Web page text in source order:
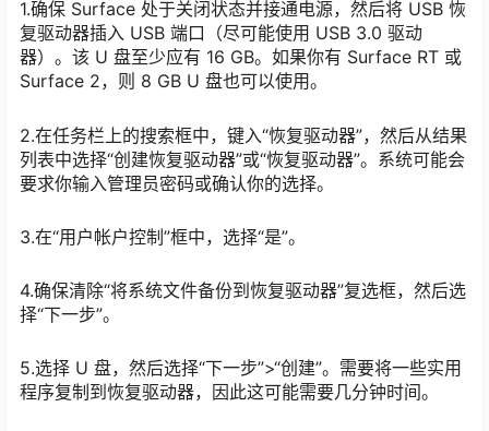
1.确保 Surface 处于关闭状态并接通电源，然后将 USB 恢
复驱动器插入 USB 端口（尽可能使用 USB 3.0 驱动
器）。该 U 盘至少应有 16 GB。如果你有 Surface RT 或
Surface 2，则 8 GB U 盘也可以使用。
2.在任务栏上的搜索框中，键入“恢复驱动器”，然后从结果
列表中选择“创建恢复驱动器”或“恢复驱动器”。系统可能会
要求你输入管理员密码或确认你的选择。
3.在“用户帐户控制”框中，选择“是”。
4.确保清除“将系统文件备份到恢复驱动器”复选框，然后选
择“下一步”。
5.选择 U 盘，然后选择“下一步”>“创建”。需要将一些实用
程序复制到恢复驱动器，因此这可能需要几分钟时间。